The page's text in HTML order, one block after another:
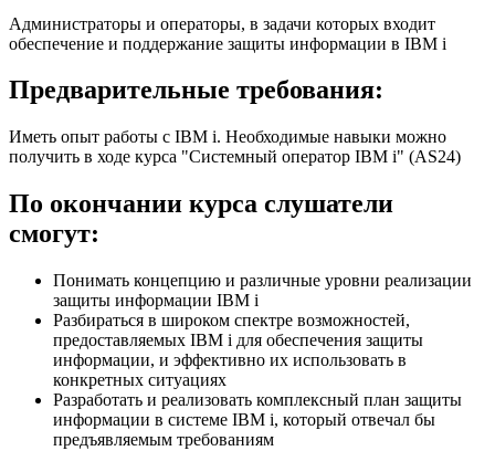
Администраторы и операторы, в задачи которых входит
обеспечение и поддержание защиты информации в IBM i
Предварительные требования:
Иметь опыт работы с IBM i. Необходимые навыки можно
получить в ходе курса "Системный оператор IBM i" (AS24)
По окончании курса слушатели
смогут:
Понимать концепцию и различные уровни реализации
защиты информации IBM i
Разбираться в широком спектре возможностей,
предоставляемых IBM i для обеспечения защиты
информации, и эффективно их использовать в
конкретных ситуациях
Разработать и реализовать комплексный план защиты
информации в системе IBM i, который отвечал бы
предъявляемым требованиям